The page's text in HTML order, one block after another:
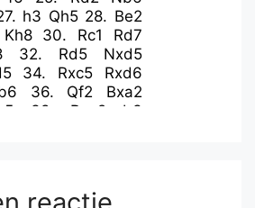
h3 Qh5 28. Be2
Kh8 30. Rc1
Rd7
32. Rd5
Nxd5
34. Rxc5
Rxd6
36. Qf2
Bxa2
38. Rxa2
b3